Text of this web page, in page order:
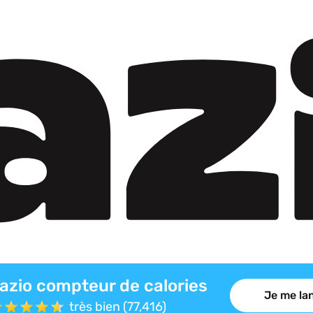
compteur de calories
très bien (77,416)
Je me